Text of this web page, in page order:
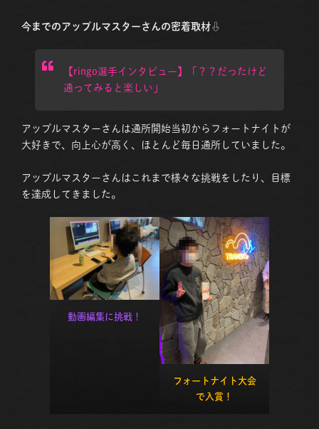
今までのアップルマスターさんの密着取材⇩
【ringo選手インタビュー】「？？だったけど
通ってみると楽しい」
アップルマスターさんは通所開始当初からフォートナイトが
大好きで、向上心が高く、ほとんど毎日通所していました。
アップルマスターさんはこれまで様々な挑戦をしたり、目標
を達成してきました。
動画編集に挑戦！
フォートナイト大会
で入賞！